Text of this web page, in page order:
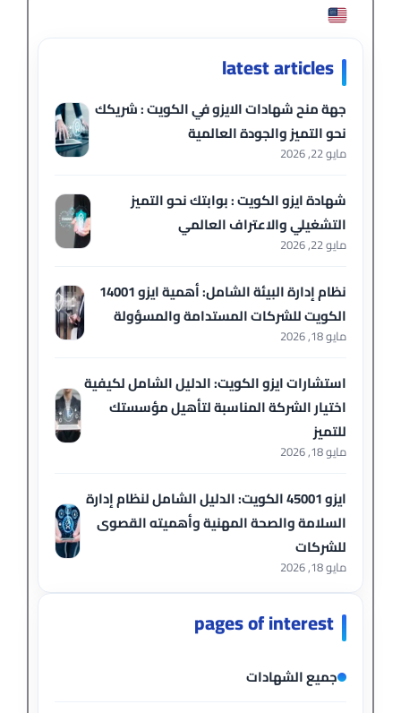
latest articles
جهة منح شهادات الايزو في الكويت : شريكك
نحو التميز والجودة العالمية
مايو 22, 2026
شهادة ايزو الكويت : بوابتك نحو التميز
التشغيلي والاعتراف العالمي
مايو 22, 2026
نظام إدارة البيئة الشامل: أهمية ايزو 14001
الكويت للشركات المستدامة والمسؤولة
مايو 18, 2026
استشارات ايزو الكويت: الدليل الشامل لكيفية
اختيار الشركة المناسبة لتأهيل مؤسستك
للتميز
مايو 18, 2026
ايزو 45001 الكويت: الدليل الشامل لنظام إدارة
السلامة والصحة المهنية وأهميته القصوى
للشركات
مايو 18, 2026
pages of interest
جميع الشهادات